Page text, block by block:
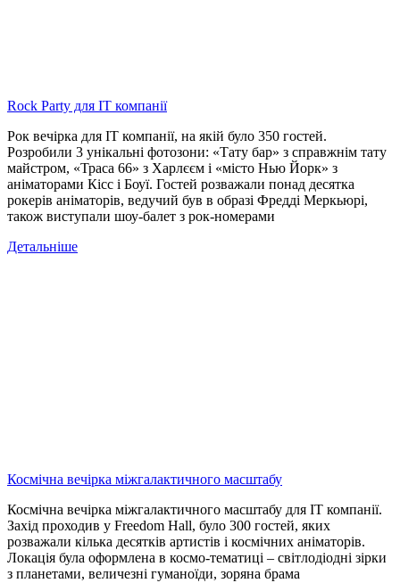
Rock Party для IT компанії
Рок вечірка для IT компанії, на якій було 350 гостей.
Розробили 3 унікальні фотозони: «Тату бар» з справжнім тату
майстром, «Траса 66» з Харлєєм і «місто Нью Йорк» з
аніматорами Кісс і Боуї. Гостей розважали понад десятка
рокерів аніматорів, ведучий був в образі Фредді Меркьюрі,
також виступали шоу-балет з рок-номерами
Детальніше
Космічна вечірка міжгалактичного масштабу
Космічна вечірка міжгалактичного масштабу для IT компанії.
Захід проходив у Freedom Hall, було 300 гостей, яких
розважали кілька десятків артистів і космічних аніматорів.
Локація була оформлена в космо-тематиці – світлодіодні зірки
з планетами, величезні гуманоїди, зоряна брама